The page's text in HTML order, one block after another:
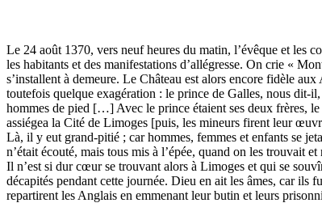
Le 24 août 1370, vers neuf heures du matin, l’évêque et les
les habitants et des manifestations d’allégresse. On crie «
s’installent à demeure. Le Château est alors encore fidèle
toutefois quelque exagération : le prince de Galles, nous dit-
hommes de pied […] Avec le prince étaient ses deux frères,
assiégea la Cité de Limoges [puis, les mineurs firent leur
Là, il y eut grand-pitié ; car hommes, femmes et enfants se
n’était écouté, mais tous mis à l’épée, quand on les trouvait
Il n’est si dur cœur se trouvant alors à Limoges et qui se
décapités pendant cette journée. Dieu en ait les âmes, car
repartirent les Anglais en emmenant leur butin et leurs